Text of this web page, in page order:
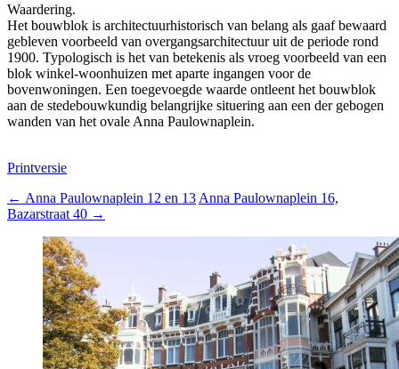
Waardering.
Het bouwblok is architectuurhistorisch van belang als gaaf bewaard
gebleven voorbeeld van overgangsarchitectuur uit de periode rond
1900. Typologisch is het van betekenis als vroeg voorbeeld van een
blok winkel-woonhuizen met aparte ingangen voor de
bovenwoningen. Een toegevoegde waarde ontleent het bouwblok
aan de stedebouwkundig belangrijke situering aan een der gebogen
wanden van het ovale Anna Paulownaplein.
Printversie
← Anna Paulownaplein 12 en 13 Anna Paulownaplein 16,
Bazarstraat 40 →